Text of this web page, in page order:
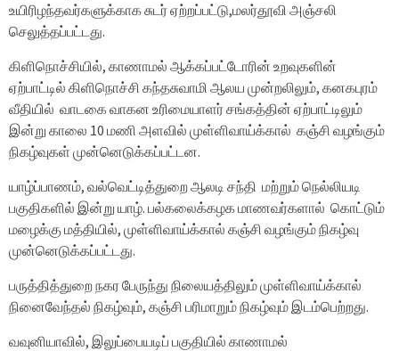
உயிரிழந்தவர்களுக்காக சுடர் ஏற்றப்பட்டு,மலர்தூவி அஞ்சலி
செலுத்தப்பட்டது.
கிளிநொச்சியில், காணாமல் ஆக்கப்பட்டோரின் உறவுகளின்
ஏற்பாட்டில் கிளிநொச்சி கந்தசுவாமி ஆலய முன்றலிலும், கனகபுரம்
வீதியில் வாடகை வாகன உரிமையாளர் சங்கத்தின் ஏற்பாட்டிலும்
இன்று காலை 10 மணி அளவில் முள்ளிவாய்க்கால் கஞ்சி வழங்கும்
நிகழ்வுகள் முன்னெடுக்கப்பட்டன.
யாழ்ப்பாணம், வல்வெட்டித்துறை ஆலடி சந்தி மற்றும் நெல்லியடி
பகுதிகளில் இன்று யாழ். பல்கலைக்கழக மாணவர்களால் கொட்டும்
மழைக்கு மத்தியில், முள்ளிவாய்க்கால் கஞ்சி வழங்கும் நிகழ்வு
முன்னெடுக்கப்பட்டது.
பருத்தித்துறை நகர பேருந்து நிலையத்திலும் முள்ளிவாய்க்கால்
நினைவேந்தல் நிகழ்வும், கஞ்சி பரிமாறும் நிகழ்வும் இடம்பெற்றது.
வவுனியாவில், இலுப்பையடிப் பகுதியில் காணாமல்